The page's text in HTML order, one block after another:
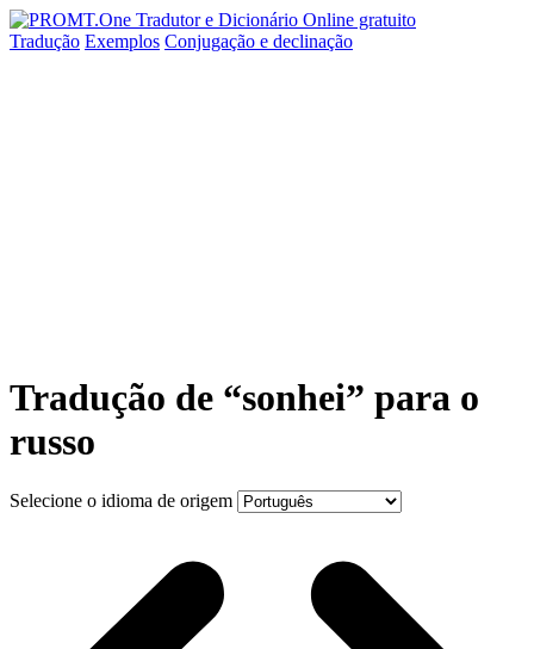
Tradução Exemplos Conjugação e declinação
Tradução de “sonhei” para o
russo
Selecione o idioma de origem